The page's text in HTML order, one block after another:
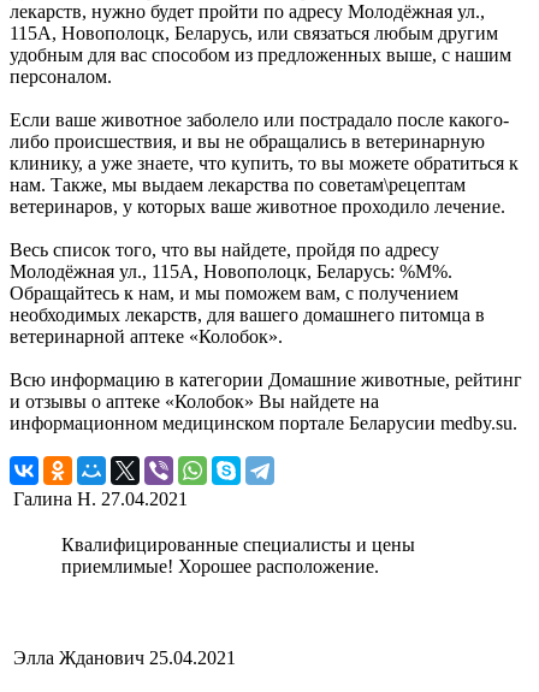
лекарств, нужно будет пройти по адресу Молодёжная ул.,
115А, Новополоцк, Беларусь, или связаться любым другим
удобным для вас способом из предложенных выше, с нашим
персоналом.
Если ваше животное заболело или пострадало после какого-
либо происшествия, и вы не обращались в ветеринарную
клинику, а уже знаете, что купить, то вы можете обратиться к
нам. Также, мы выдаем лекарства по советам\рецептам
ветеринаров, у которых ваше животное проходило лечение.
Весь список того, что вы найдете, пройдя по адресу
Молодёжная ул., 115А, Новополоцк, Беларусь: %М%.
Обращайтесь к нам, и мы поможем вам, с получением
необходимых лекарств, для вашего домашнего питомца в
ветеринарной аптеке «Колобок».
Всю информацию в категории Домашние животные, рейтинг
и отзывы о аптеке «Колобок» Вы найдете на
информационном медицинском портале Беларусии medby.su.
Галина Н. 27.04.2021
Квалифицированные специалисты и цены
приемлимые! Хорошее расположение.
Элла Жданович 25.04.2021